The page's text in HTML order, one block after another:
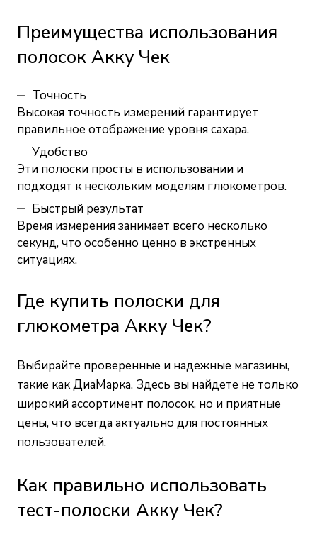
Преимущества использования
полосок Акку Чек
Точность
Высокая точность измерений гарантирует
правильное отображение уровня сахара.
Удобство
Эти полоски просты в использовании и
подходят к нескольким моделям глюкометров.
Быстрый результат
Время измерения занимает всего несколько
секунд, что особенно ценно в экстренных
ситуациях.
Где купить полоски для
глюкометра Акку Чек?
Выбирайте проверенные и надежные магазины,
такие как ДиаМарка. Здесь вы найдете не только
широкий ассортимент полосок, но и приятные
цены, что всегда актуально для постоянных
пользователей.
Как правильно использовать
тест-полоски Акку Чек?